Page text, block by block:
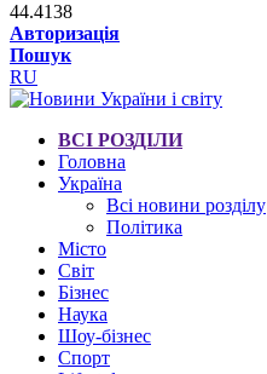
44.4138
Авторизація
Пошук
RU
ВСІ РОЗДІЛИ
Головна
Україна
Всі новини розділу
Політика
Місто
Світ
Бізнес
Наука
Шоу-бізнес
Спорт